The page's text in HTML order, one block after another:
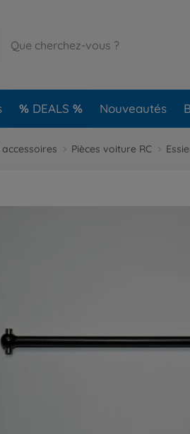
DEALS Nouveautés
Pièces voiture RC